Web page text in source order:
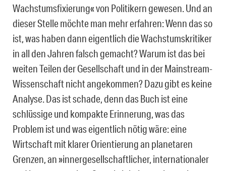
Wachstumsfixierung« von Politikern gewesen. Und an
dieser Stelle möchte man mehr erfahren: Wenn das so
ist, was haben dann eigentlich die Wachstumskritiker
in all den Jahren falsch gemacht? Warum ist das bei
weiten Teilen der Gesellschaft und in der Mainstream-
Wissenschaft nicht angekommen? Dazu gibt es keine
Analyse. Das ist schade, denn das Buch ist eine
schlüssige und kompakte Erinnerung, was das
Problem ist und was eigentlich nötig wäre: eine
Wirtschaft mit klarer Orientierung an planetaren
Grenzen, an »innergesellschaftlicher, internationaler